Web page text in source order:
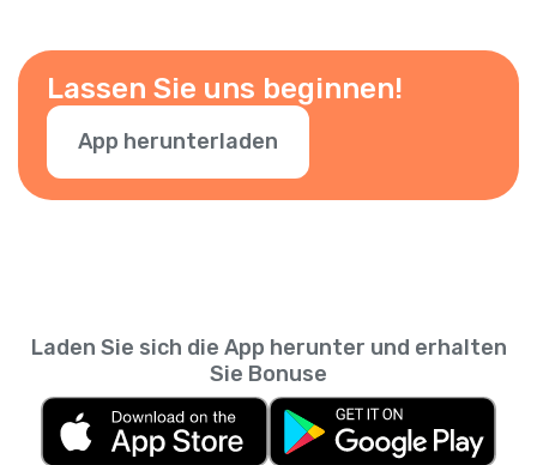
Lassen Sie uns beginnen!
App herunterladen
Laden Sie sich die App herunter und erhalten
Sie Bonuse